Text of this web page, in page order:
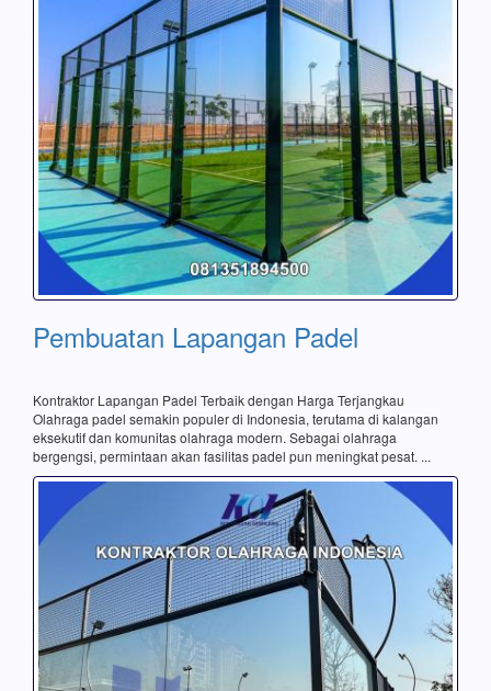
Pembuatan Lapangan Padel
Kontraktor Lapangan Padel Terbaik dengan Harga Terjangkau
Olahraga padel semakin populer di Indonesia, terutama di kalangan
eksekutif dan komunitas olahraga modern. Sebagai olahraga
bergengsi, permintaan akan fasilitas padel pun meningkat pesat. ...